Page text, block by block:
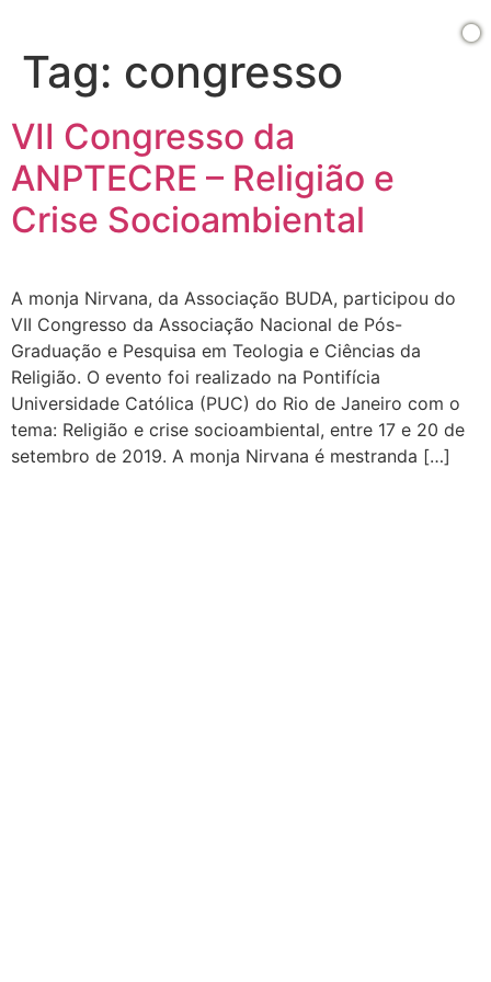
Tag: congresso
VII Congresso da
ANPTECRE – Religião e
Crise Socioambiental
A monja Nirvana, da Associação BUDA, participou do
VII Congresso da Associação Nacional de Pós-
Graduação e Pesquisa em Teologia e Ciências da
Religião. O evento foi realizado na Pontifícia
Universidade Católica (PUC) do Rio de Janeiro com o
tema: Religião e crise socioambiental, entre 17 e 20 de
setembro de 2019. A monja Nirvana é mestranda […]